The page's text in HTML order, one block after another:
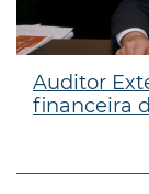
Auditor
financeira